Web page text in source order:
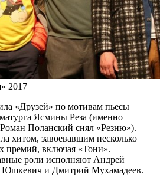
2017
«Друзей» по мотивам пьесы
Ясмины Реза (именно
Поланский снял «Резню»).
хитом, завоевавшим несколько
премий, включая «Тони».
роли исполняют Андрей
Юшкевич и Дмитрий Мухамадеев.